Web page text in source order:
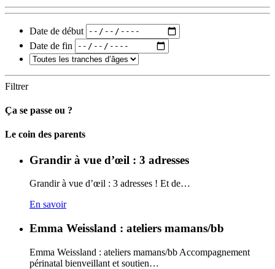
Date de début
Date de fin
Filtrer
Ça se passe ou ?
Carto
Le coin des parents
Grandir à vue d’œil : 3 adresses
Grandir à vue d’œil : 3 adresses ! Et de…
En savoir
Emma Weissland : ateliers mamans/bb
Emma Weissland : ateliers mamans/bb Accompagnement
périnatal bienveillant et soutien…